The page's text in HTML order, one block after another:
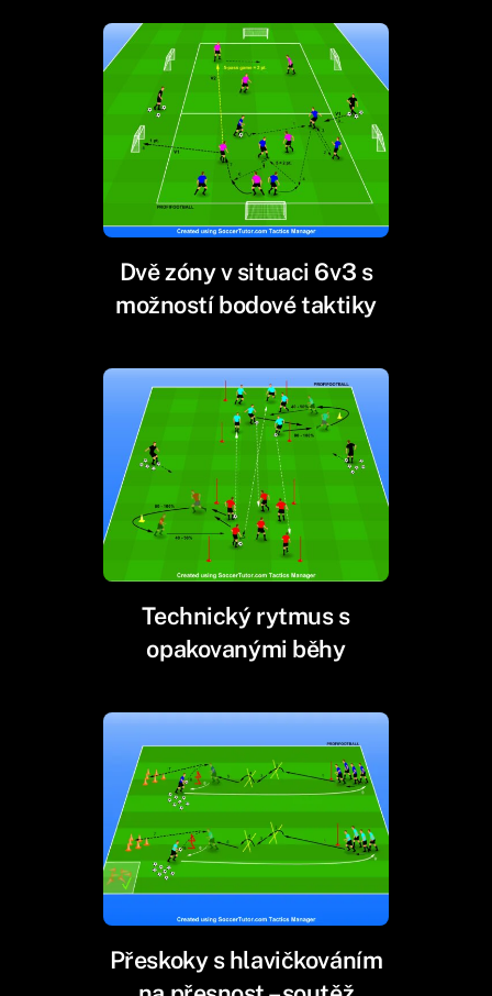
Dvě zóny v situaci 6v3 s
možností bodové taktiky
Technický rytmus s
opakovanými běhy
Přeskoky s hlavičkováním